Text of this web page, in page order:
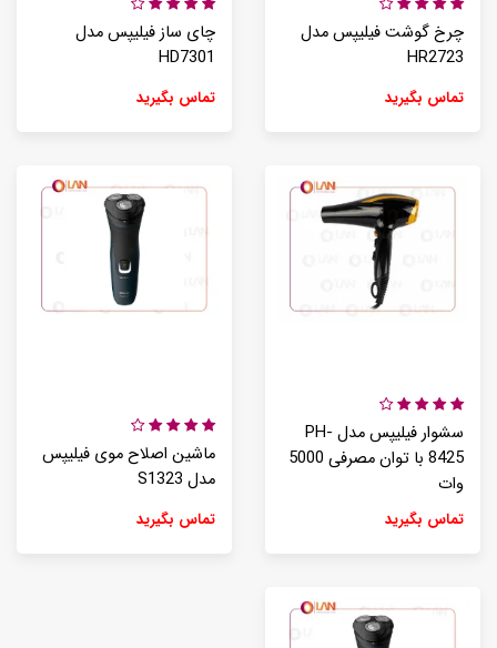
چرخ گوشت فیلیپس مدل
HR2723
تماس بگیرید
چای ساز فیلیپس مدل
HD7301
تماس بگیرید
سشوار فیلیپس مدل PH-
8425 با توان مصرفی 5000
وات
تماس بگیرید
ماشین اصلاح موی فیلیپس
مدل S1323
تماس بگیرید